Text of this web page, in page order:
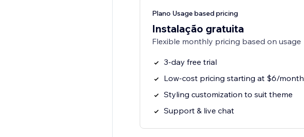
Plano Usage based pricing
Instalação gratuita
Flexible monthly pricing based on usage
3-day free trial
Low-cost pricing starting at $6/month
Styling customization to suit theme
Support & live chat